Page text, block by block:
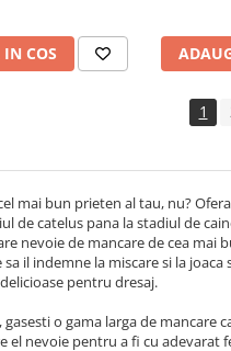
COS
1
mai bun prieten al tau, nu?
de catelus pana la stadiul de
nevoie de mancare de cea mai
sa il indemne la miscare si la joaca
pentru dresaj.
gasesti o gama larga de mancare
el nevoie pentru a fi cu adevarat